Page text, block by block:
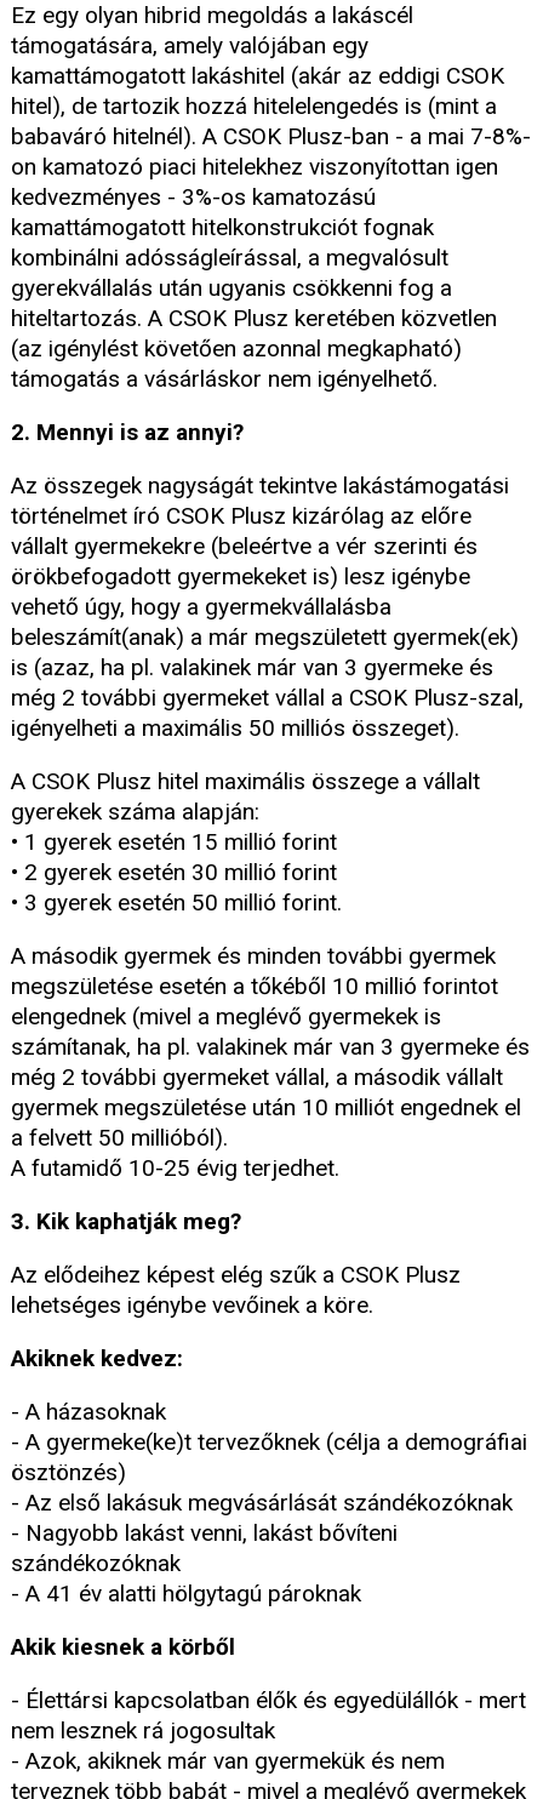
Ez egy olyan hibrid megoldás a lakáscél
támogatására, amely valójában egy
kamattámogatott lakáshitel (akár az eddigi CSOK
hitel), de tartozik hozzá hitelelengedés is (mint a
babaváró hitelnél). A CSOK Plusz-ban - a mai 7-8%-
on kamatozó piaci hitelekhez viszonyítottan igen
kedvezményes - 3%-os kamatozású
kamattámogatott hitelkonstrukciót fognak
kombinálni adósságleírással, a megvalósult
gyerekvállalás után ugyanis csökkenni fog a
hiteltartozás. A CSOK Plusz keretében közvetlen
(az igénylést követően azonnal megkapható)
támogatás a vásárláskor nem igényelhető.
2. Mennyi is az annyi?
Az összegek nagyságát tekintve lakástámogatási
történelmet író CSOK Plusz kizárólag az előre
vállalt gyermekekre (beleértve a vér szerinti és
örökbefogadott gyermekeket is) lesz igénybe
vehető úgy, hogy a gyermekvállalásba
beleszámít(anak) a már megszületett gyermek(ek)
is (azaz, ha pl. valakinek már van 3 gyermeke és
még 2 további gyermeket vállal a CSOK Plusz-szal,
igényelheti a maximális 50 milliós összeget).
A CSOK Plusz hitel maximális összege a vállalt
gyerekek száma alapján:
• 1 gyerek esetén 15 millió forint
• 2 gyerek esetén 30 millió forint
• 3 gyerek esetén 50 millió forint.
A második gyermek és minden további gyermek
megszületése esetén a tőkéből 10 millió forintot
elengednek (mivel a meglévő gyermekek is
számítanak, ha pl. valakinek már van 3 gyermeke és
még 2 további gyermeket vállal, a második vállalt
gyermek megszületése után 10 milliót engednek el
a felvett 50 millióból).
A futamidő 10-25 évig terjedhet.
3. Kik kaphatják meg?
Az elődeihez képest elég szűk a CSOK Plusz
lehetséges igénybe vevőinek a köre.
Akiknek kedvez:
- A házasoknak
- A gyermeke(ke)t tervezőknek (célja a demográfiai
ösztönzés)
- Az első lakásuk megvásárlását szándékozóknak
- Nagyobb lakást venni, lakást bővíteni
szándékozóknak
- A 41 év alatti hölgytagú pároknak
Akik kiesnek a körből
- Élettársi kapcsolatban élők és egyedülállók - mert
nem lesznek rá jogosultak
- Azok, akiknek már van gyermekük és nem
terveznek több babát - mivel a meglévő gyermekek